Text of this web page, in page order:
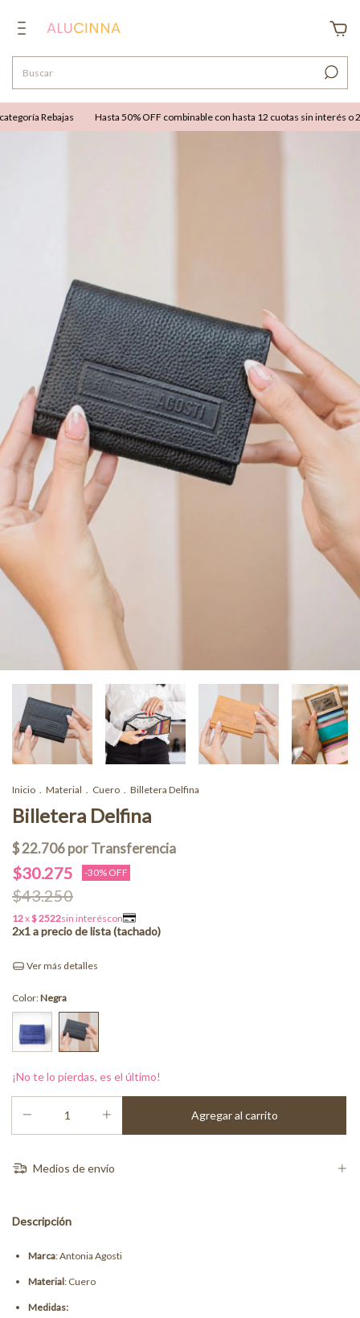
Rebajas Hasta 50% OFF combinable con hasta 12 cuotas sin interés o
Inicio . Material . Cuero . Billetera Delfina
Billetera Delfina
$30.275 -30% OFF
$43.250
Ver más detalles
Color:Negra
¡No te lo pierdas, es el último!
Medios de envío
Descripción
Marca: Antonia Agosti
Material: Cuero
Medidas: